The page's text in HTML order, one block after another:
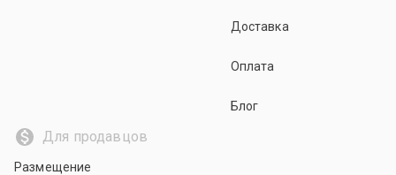
Доставка
Оплата
Блог
Для продавцов
Размещение